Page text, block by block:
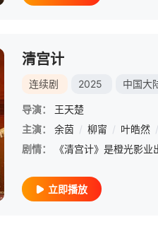
清宫计
连续剧 2025 中国大
导演：
王天楚
主演：
余茵 / 柳甯 / 叶皓然 /
剧情：
立即播放